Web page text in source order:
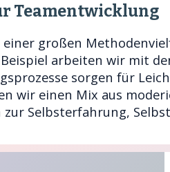
Teamentwicklung
großen
arbeiten wir mit
sorgen für
wir einen Mix aus
zur Selbsterfahrung,